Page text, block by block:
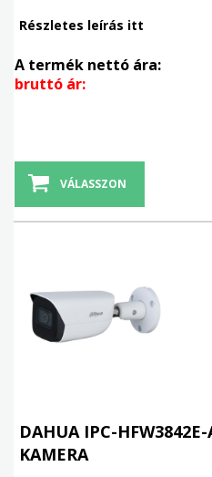
Részletes leírás itt
A termék nettó ára:
bruttó ár:
VÁLASSZON
DAHUA IPC-
KAMERA